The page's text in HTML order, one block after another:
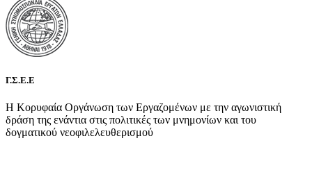
Γ.Σ.Ε.Ε
Η Κορυφαία Οργάνωση των Εργαζομένων με την αγωνιστική
δράση της ενάντια στις πολιτικές των μνημονίων και του
δογματικού νεοφιλελευθερισμού